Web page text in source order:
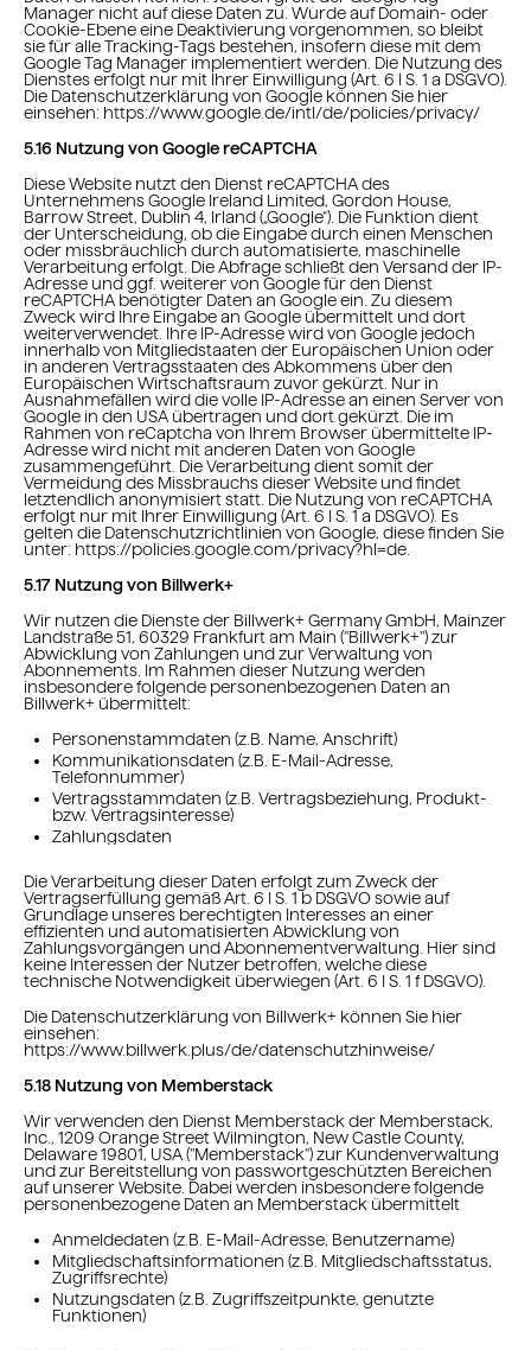
Manager nicht auf diese Daten zu. Wurde auf Domain- oder
Cookie-Ebene eine Deaktivierung vorgenommen, so bleibt
sie für alle Tracking-Tags bestehen, insofern diese mit dem
Google Tag Manager implementiert werden. Die Nutzung des
Dienstes erfolgt nur mit Ihrer Einwilligung (Art. 6 I S. 1 a DSGVO).
Die Datenschutzerklärung von Google können Sie hier
einsehen: https://www.google.de/intl/de/policies/privacy/
5.16 Nutzung von Google reCAPTCHA
Diese Website nutzt den Dienst reCAPTCHA des
Unternehmens Google Ireland Limited, Gordon House,
Barrow Street, Dublin 4, Irland („Google“). Die Funktion dient
der Unterscheidung, ob die Eingabe durch einen Menschen
oder missbräuchlich durch automatisierte, maschinelle
Verarbeitung erfolgt. Die Abfrage schließt den Versand der IP-
Adresse und ggf. weiterer von Google für den Dienst
reCAPTCHA benötigter Daten an Google ein. Zu diesem
Zweck wird Ihre Eingabe an Google übermittelt und dort
weiterverwendet. Ihre IP-Adresse wird von Google jedoch
innerhalb von Mitgliedstaaten der Europäischen Union oder
in anderen Vertragsstaaten des Abkommens über den
Europäischen Wirtschaftsraum zuvor gekürzt. Nur in
Ausnahmefällen wird die volle IP-Adresse an einen Server von
Google in den USA übertragen und dort gekürzt. Die im
Rahmen von reCaptcha von Ihrem Browser übermittelte IP-
Adresse wird nicht mit anderen Daten von Google
zusammengeführt. Die Verarbeitung dient somit der
Vermeidung des Missbrauchs dieser Website und findet
letztendlich anonymisiert statt. Die Nutzung von reCAPTCHA
erfolgt nur mit Ihrer Einwilligung (Art. 6 I S. 1 a DSGVO). Es
gelten die Datenschutzrichtlinien von Google, diese finden Sie
unter: https://policies.google.com/privacy?hl=de.
5.17 Nutzung von Billwerk+
Wir nutzen die Dienste der Billwerk+ Germany GmbH, Mainzer
Landstraße 51, 60329 Frankfurt am Main ("Billwerk+") zur
Abwicklung von Zahlungen und zur Verwaltung von
Abonnements. Im Rahmen dieser Nutzung werden
insbesondere folgende personenbezogenen Daten an
Billwerk+ übermittelt:
Personenstammdaten (z.B. Name, Anschrift)
Kommunikationsdaten (z.B. E-Mail-Adresse,
Telefonnummer)
Vertragsstammdaten (z.B. Vertragsbeziehung, Produkt-
bzw. Vertragsinteresse)
Zahlungsdaten
Die Verarbeitung dieser Daten erfolgt zum Zweck der
Vertragserfüllung gemäß Art. 6 I S. 1 b DSGVO sowie auf
Grundlage unseres berechtigten Interesses an einer
effizienten und automatisierten Abwicklung von
Zahlungsvorgängen und Abonnementverwaltung. Hier sind
keine Interessen der Nutzer betroffen, welche diese
technische Notwendigkeit überwiegen (Art. 6 I S. 1 f DSGVO).
Die Datenschutzerklärung von Billwerk+ können Sie hier
einsehen:
https://www.billwerk.plus/de/datenschutzhinweise/
5.18 Nutzung von Memberstack
Wir verwenden den Dienst Memberstack der Memberstack,
Inc., 1209 Orange Street Wilmington, New Castle County,
Delaware 19801, USA ("Memberstack") zur Kundenverwaltung
und zur Bereitstellung von passwortgeschützten Bereichen
auf unserer Website. Dabei werden insbesondere folgende
personenbezogene Daten an Memberstack übermittelt
Anmeldedaten (z.B. E-Mail-Adresse, Benutzername)
Mitgliedschaftsinformationen (z.B. Mitgliedschaftsstatus,
Zugriffsrechte)
Nutzungsdaten (z.B. Zugriffszeitpunkte, genutzte
Funktionen)